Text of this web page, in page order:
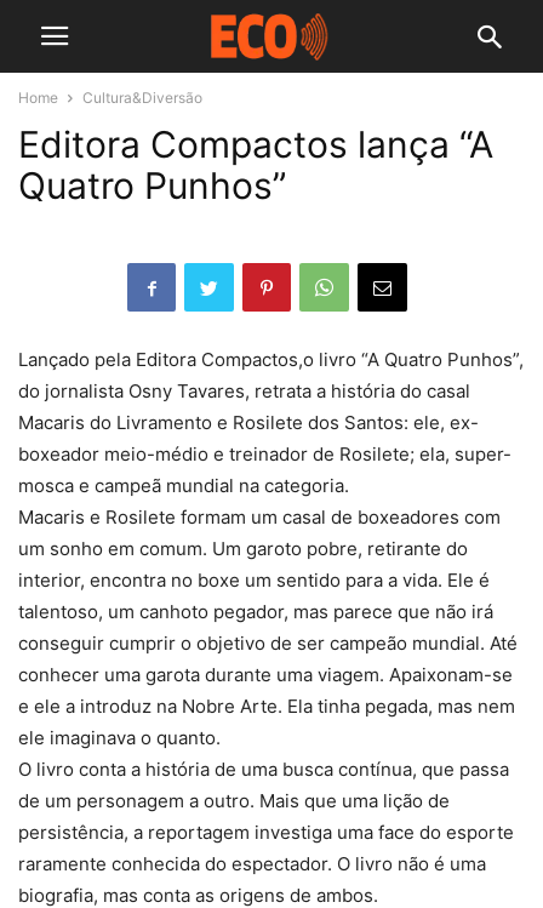
Home Cultura&Diversão
Editora Compactos lança “A
Quatro Punhos”
Lançado pela Editora Compactos,o livro “A Quatro Punhos”,
do jornalista Osny Tavares, retrata a história do casal
Macaris do Livramento e Rosilete dos Santos: ele, ex-
boxeador meio-médio e treinador de Rosilete; ela, super-
mosca e campeã mundial na categoria.
Macaris e Rosilete formam um casal de boxeadores com
um sonho em comum. Um garoto pobre, retirante do
interior, encontra no boxe um sentido para a vida. Ele é
talentoso, um canhoto pegador, mas parece que não irá
conseguir cumprir o objetivo de ser campeão mundial. Até
conhecer uma garota durante uma viagem. Apaixonam-se
e ele a introduz na Nobre Arte. Ela tinha pegada, mas nem
ele imaginava o quanto.
O livro conta a história de uma busca contínua, que passa
de um personagem a outro. Mais que uma lição de
persistência, a reportagem investiga uma face do esporte
raramente conhecida do espectador. O livro não é uma
biografia, mas conta as origens de ambos.